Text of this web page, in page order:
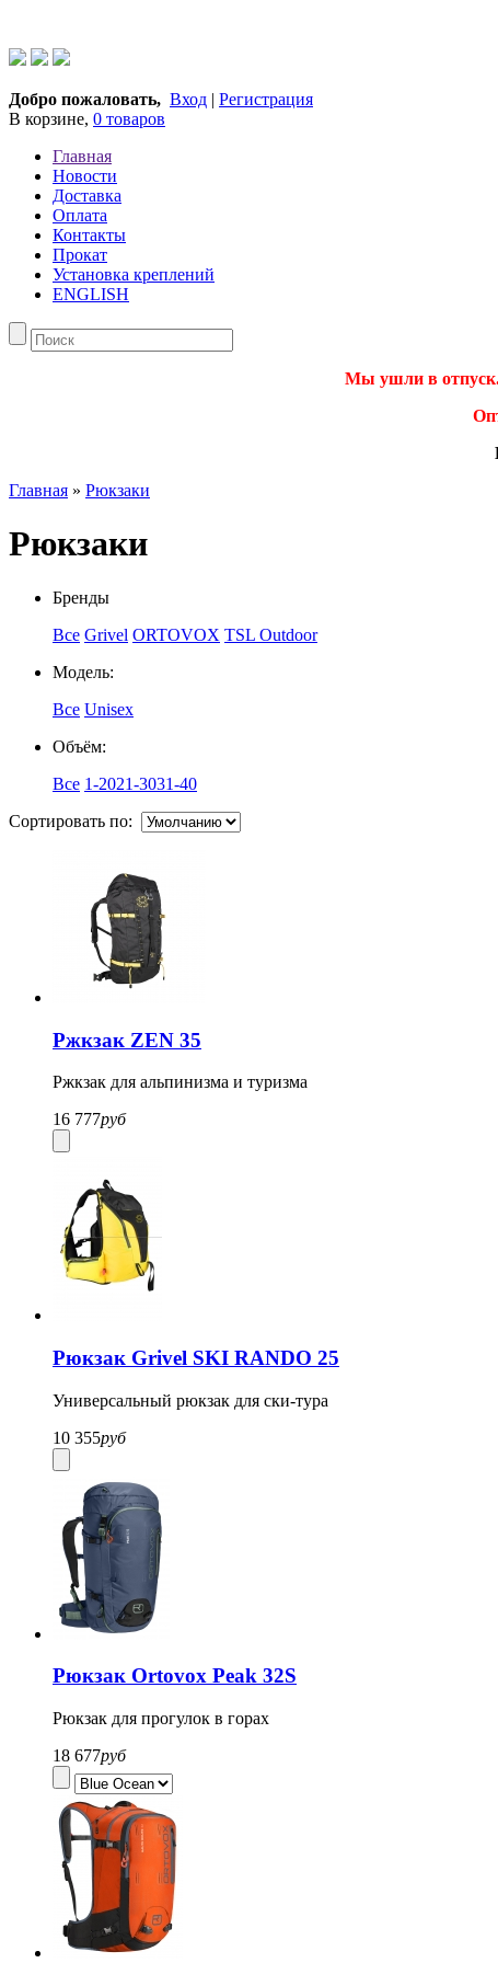
Добро пожаловать, Вход | Регистрация
В корзине, 0 товаров
Главная
Новости
Доставка
Оплата
Контакты
Прокат
Установка креплений
ENGLISH
Мы ушли в отпуск.
Главная » Рюкзаки
Рюкзаки
Бренды
Все Grivel ORTOVOX TSL Outdoor
Модель:
Все Unisex
Объём:
Все 1-2021-3031-40
Сортировать по:
Ржкзак ZEN 35
Ржкзак для альпинизма и туризма
16 777руб
Рюкзак Grivel SKI RANDO 25
Универсальный рюкзак для ски-тура
10 355руб
Рюкзак Ortovox Peak 32S
Рюкзак для прогулок в горах
18 677руб